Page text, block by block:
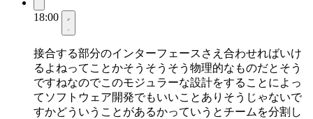
18:00
接合する部分のインターフェースさえ合わせればいけ
るよねってことかそうそうそう物理的なものだとそう
ですねなのでこのモジュラーな設計をすることによっ
てソフトウェア開発でもいいことありそうじゃないで
すかどういうことがあるかっていうとチームを分割し